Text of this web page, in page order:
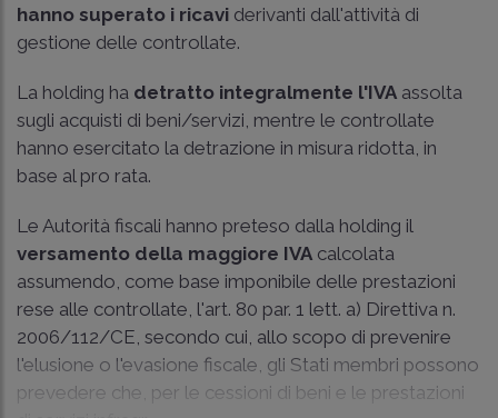
hanno superato i ricavi derivanti dall'attività di
gestione delle controllate.
La holding ha detratto integralmente l'IVA assolta
sugli acquisti di beni/servizi, mentre le controllate
hanno esercitato la detrazione in misura ridotta, in
base al pro rata.
Le Autorità fiscali hanno preteso dalla holding il
versamento della maggiore IVA calcolata
assumendo, come base imponibile delle prestazioni
rese alle controllate, l'art. 80 par. 1 lett. a) Direttiva n.
2006/112/CE, secondo cui, allo scopo di prevenire
l'elusione o l'evasione fiscale, gli Stati membri possono
prevedere che, per le cessioni di beni e le prestazioni